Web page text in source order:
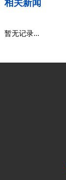
相关新闻
暂无记录...